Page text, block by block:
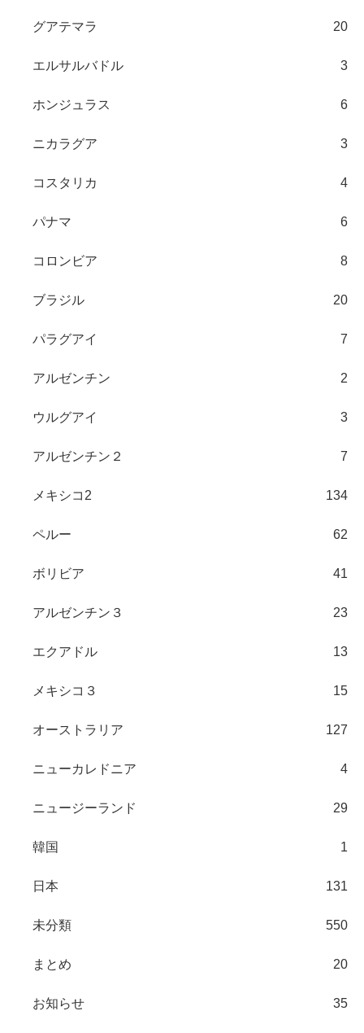
グアテマラ 20
エルサルバドル 3
ホンジュラス 6
ニカラグア 3
コスタリカ 4
パナマ 6
コロンビア 8
ブラジル 20
パラグアイ 7
アルゼンチン 2
ウルグアイ 3
アルゼンチン２ 7
メキシコ2 134
ペルー 62
ボリビア 41
アルゼンチン３ 23
エクアドル 13
メキシコ３ 15
オーストラリア 127
ニューカレドニア 4
ニュージーランド 29
韓国 1
日本 131
未分類 550
まとめ 20
お知らせ 35